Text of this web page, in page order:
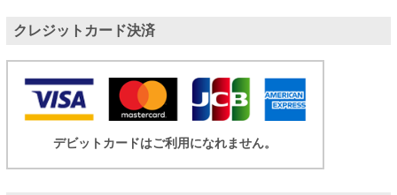
クレジットカード決済
デビットカードはご利用になれません。